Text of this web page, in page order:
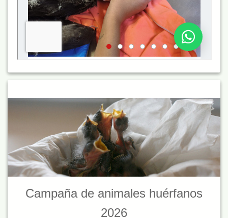
Campaña de animales huérfanos
2026